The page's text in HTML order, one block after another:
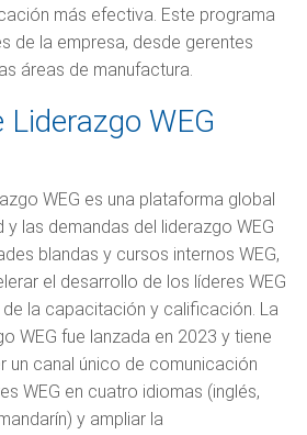
más efectiva. Este programa
de la empresa, desde gerentes
áreas de manufactura.
WEG
WEG es una plataforma global
las demandas del liderazgo WEG
blandas y cursos internos WEG,
el desarrollo de los líderes WEG
la capacitación y calificación. La
WEG fue lanzada en 2023 y tiene
canal único de comunicación
WEG en cuatro idiomas (inglés,
y ampliar la